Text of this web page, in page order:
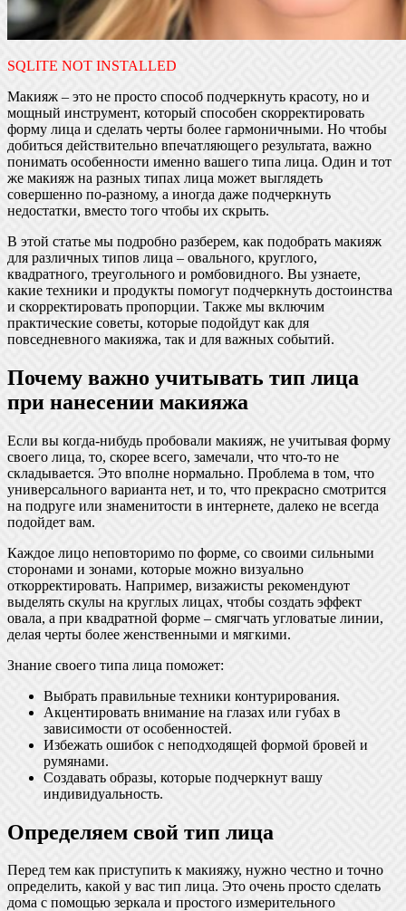
SQLITE NOT INSTALLED
Макияж – это не просто способ подчеркнуть красоту, но и
мощный инструмент, который способен скорректировать
форму лица и сделать черты более гармоничными. Но чтобы
добиться действительно впечатляющего результата, важно
понимать особенности именно вашего типа лица. Один и тот
же макияж на разных типах лица может выглядеть
совершенно по-разному, а иногда даже подчеркнуть
недостатки, вместо того чтобы их скрыть.
В этой статье мы подробно разберем, как подобрать макияж
для различных типов лица – овального, круглого,
квадратного, треугольного и ромбовидного. Вы узнаете,
какие техники и продукты помогут подчеркнуть достоинства
и скорректировать пропорции. Также мы включим
практические советы, которые подойдут как для
повседневного макияжа, так и для важных событий.
Почему важно учитывать тип лица
при нанесении макияжа
Если вы когда-нибудь пробовали макияж, не учитывая форму
своего лица, то, скорее всего, замечали, что что-то не
складывается. Это вполне нормально. Проблема в том, что
универсального варианта нет, и то, что прекрасно смотрится
на подруге или знаменитости в интернете, далеко не всегда
подойдет вам.
Каждое лицо неповторимо по форме, со своими сильными
сторонами и зонами, которые можно визуально
откорректировать. Например, визажисты рекомендуют
выделять скулы на круглых лицах, чтобы создать эффект
овала, а при квадратной форме – смягчать угловатые линии,
делая черты более женственными и мягкими.
Знание своего типа лица поможет:
Выбрать правильные техники контурирования.
Акцентировать внимание на глазах или губах в
зависимости от особенностей.
Избежать ошибок с неподходящей формой бровей и
румянами.
Создавать образы, которые подчеркнут вашу
индивидуальность.
Определяем свой тип лица
Перед тем как приступить к макияжу, нужно честно и точно
определить, какой у вас тип лица. Это очень просто сделать
дома с помощью зеркала и простого измерительного